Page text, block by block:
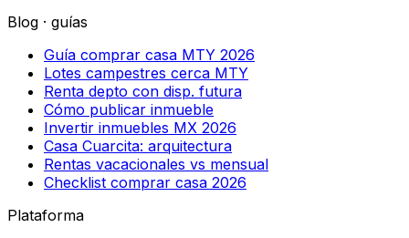
Blog · guías
Guía comprar casa MTY 2026
Lotes campestres cerca MTY
Renta depto con disp. futura
Cómo publicar inmueble
Invertir inmuebles MX 2026
Casa Cuarcita: arquitectura
Rentas vacacionales vs mensual
Checklist comprar casa 2026
Plataforma